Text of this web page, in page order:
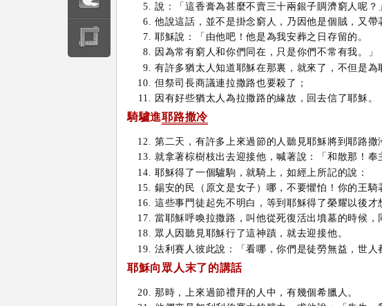
說：「這香膏為甚麼不賣三十兩銀子賙濟窮人呢？
他說這話，並不是掛念窮人，乃因他是個賊，又帶
耶穌說：「由他吧！他是為我安葬之日存留的。
因為常有窮人和你們同在，只是你們不常有我。」
有許多猶太人知道耶穌在那裏，就來了，不但是
但祭司長商議連拉撒路也要殺了；
因有好些猶太人為拉撒路的緣故，回去信了耶穌。
騎驢進耶路撒冷
第二天，有許多上來過節的人聽見耶穌將到耶路撒
就拿著棕樹枝出去迎接他，喊著說：「和散那！奉
耶穌得了一個驢駒，就騎上，如經上所記的說：
錫安的民（原文是女子）哪，不要懼怕！你的王騎
這些事門徒起先不明白，等到耶穌得了榮耀以後
當耶穌呼喚拉撒路，叫他從死復活出墳墓的時候，
眾人因聽見耶穌行了這神蹟，就去迎接他。
法利賽人彼此說：「看哪，你們是徒勞無益，世人
耶穌向眾人末了的講話
那時，上來過節禮拜的人中，有幾個希臘人。